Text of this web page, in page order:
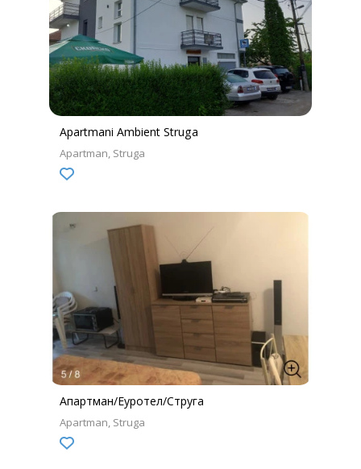
Apartmani Ambient Struga
Apartman Struga
Апартман/Еуротел/Струга
Apartman Struga